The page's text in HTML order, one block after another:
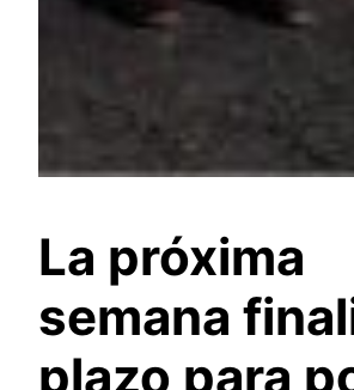
La próxima
semana
plazo para